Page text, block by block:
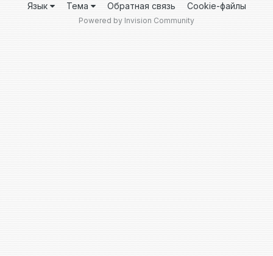
Язык Тема Обратная связь Cookie-файлы
Powered by Invision Community